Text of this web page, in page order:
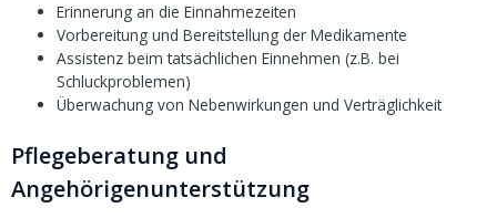
Erinnerung an die Einnahmezeiten
Vorbereitung und Bereitstellung der Medikamente
Assistenz beim tatsächlichen Einnehmen (z.B. bei
Schluckproblemen)
Überwachung von Nebenwirkungen und Verträglichkeit
Pflegeberatung und
Angehörigenunterstützung